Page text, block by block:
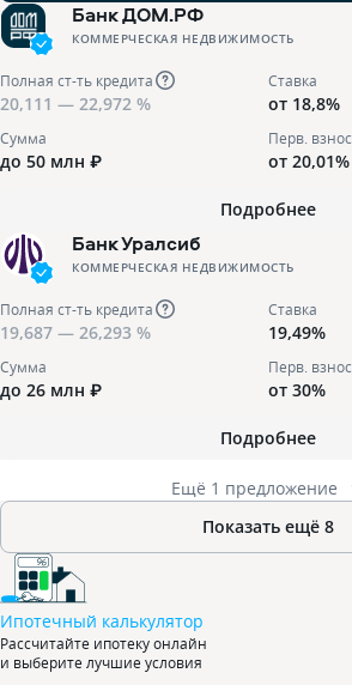
Банк ДОМ.РФ
КОММЕРЧЕСКАЯ НЕДВИЖИМОСТЬ
Полная ст-ть кредита
20,111 — 22,972 %
Ставка
от 18,8%
Сумма
до 50 млн ₽
Перв. взнос
от 20,01%
Подробнее
Банк Уралсиб
КОММЕРЧЕСКАЯ НЕДВИЖИМОСТЬ
Полная ст-ть кредита
19,687 — 26,293 %
Ставка
19,49%
Сумма
до 26 млн ₽
Перв. взнос
от 30%
Подробнее
Ещё 1 предложение
Показать ещё 8
Ипотечный калькулятор
Рассчитайте ипотеку онлайн
и выберите лучшие условия